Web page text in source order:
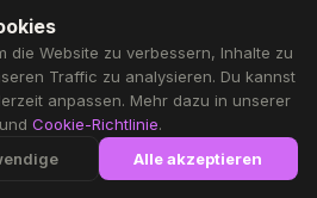
die Website zu verbessern, Inhalte zu
Traffic zu analysieren. Du kannst
anpassen. Mehr dazu in unserer
und Cookie-Richtlinie.
Alle akzeptieren